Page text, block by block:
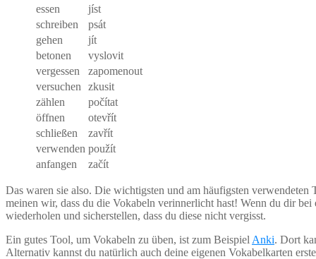
essen
jíst
schreiben
psát
gehen
jít
betonen
vyslovit
vergessen
zapomenout
versuchen
zkusit
zählen
počítat
öffnen
otevřít
schließen
zavřít
verwenden použít
anfangen
začít
Das waren sie also. Die wichtigsten und am häufigsten
meinen wir, dass du die Vokabeln verinnerlicht hast! Wenn du dir
wiederholen und sicherstellen, dass du diese nicht vergisst.
Ein gutes Tool, um Vokabeln zu üben, ist zum Beispiel Anki. Dort
Alternativ kannst du natürlich auch deine eigenen Vokabelkarten